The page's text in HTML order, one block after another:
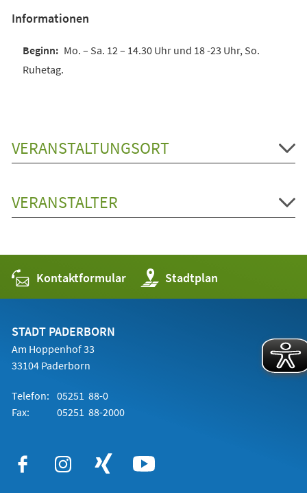
Informationen
Mo. – Sa. 12 – 14.30 Uhr und 18 -23 Uhr, So.
Ruhetag.
VERANSTALTUNGSORT
VERANSTALTER
Kontaktformular Stadtplan
(Öffnet
in
einem
STADT PADERBORN
Am Hoppenhof 33
33104 Paderborn
Telefon: 05251 88-0
Fax:
05251 88-2000